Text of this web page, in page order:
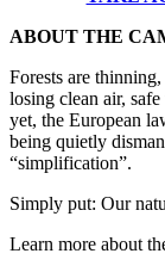
ABOUT THE
Forests are
losing clean air,
yet, the European
being quietly
“simplification”.
Simply put: Our
Learn more about